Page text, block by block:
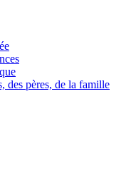
des pères, de la famille